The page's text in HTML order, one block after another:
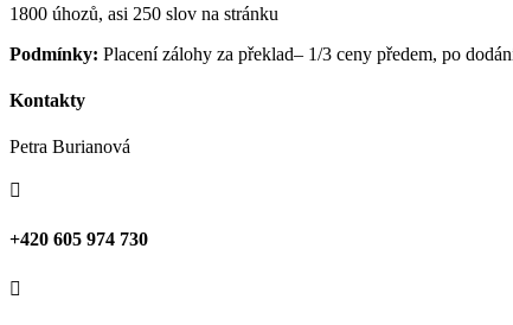
1800 úhozů, asi 250 slov na stránku
Podmínky: Placení zálohy za překlad– 1/3 ceny předem, po
Kontakty
Petra Burianová

+420 605 974 730
